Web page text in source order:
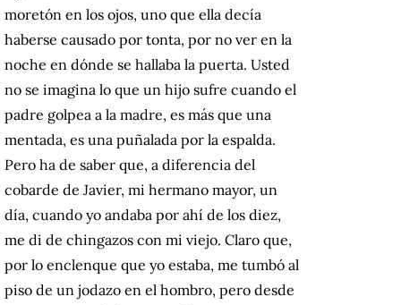
moretón en los ojos, uno que ella decía
haberse causado por tonta, por no ver en la
noche en dónde se hallaba la puerta. Usted
no se imagina lo que un hijo sufre cuando el
padre golpea a la madre, es más que una
mentada, es una puñalada por la espalda.
Pero ha de saber que, a diferencia del
cobarde de Javier, mi hermano mayor, un
día, cuando yo andaba por ahí de los diez,
me di de chingazos con mi viejo. Claro que,
por lo enclenque que yo estaba, me tumbó al
piso de un jodazo en el hombro, pero desde